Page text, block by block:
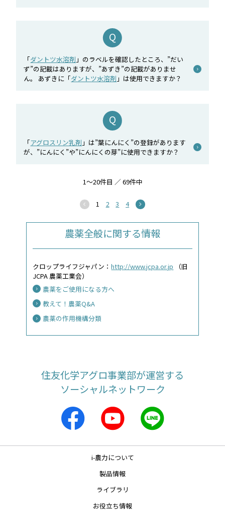
「ダントツ水溶剤 」のラベルを確認したところ、”だい
ず”の記載はありますが、”あずき”の記載がありませ
ん。 あずきに「ダントツ水溶剤 」は使用できますか？
「アグロスリン乳剤 」は”葉にんにく”の登録があります
が、”にんにく”や”にんにくの芽”に使用できますか？
1～20件目 ／ 69件中
1 2 3 4
農薬全般に関する情報
クロップライフジャパン：http://www.jcpa.or.jp （旧
JCPA 農薬工業会）
農薬をご使用になる方へ
教えて！農薬Q&A
農薬の作用機構分類
住友化学アグロ事業部が運営する
ソーシャルネットワーク
i-農力について
製品情報
ライブラリ
お役立ち情報